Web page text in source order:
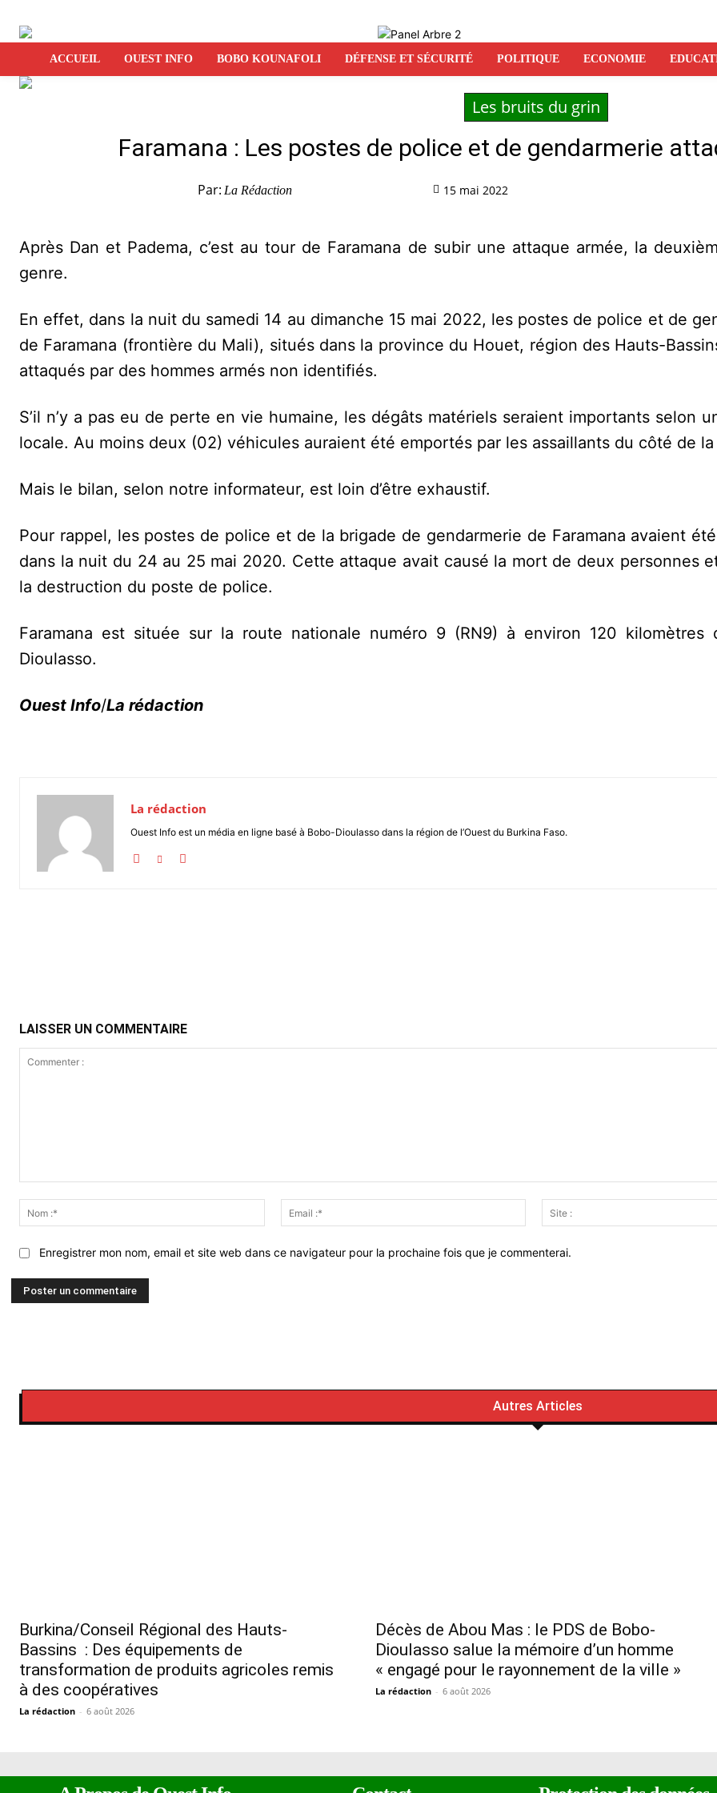
ACCUEIL OUEST INFO BOBO KOUNAFOLI DÉFENSE ET SÉCURITÉ POLITIQUE ECONOMIE
Les bruits du grin
Faramana : Les postes de police et de gendarmerie
Par: La Rédaction 15 mai 2022
Après Dan et Padema, c’est au tour de Faramana de subir une attaque armée, la
genre.
En effet, dans la nuit du samedi 14 au dimanche 15 mai 2022, les postes de police et de
de Faramana (frontière du Mali), situés dans la province du Houet, région des Hauts-
attaqués par des hommes armés non identifiés.
S’il n’y a pas eu de perte en vie humaine, les dégâts matériels seraient importants selon
locale. Au moins deux (02) véhicules auraient été emportés par les assaillants du côté de
Mais le bilan, selon notre informateur, est loin d’être exhaustif.
Pour rappel, les postes de police et de la brigade de gendarmerie de Faramana avaient
dans la nuit du 24 au 25 mai 2020. Cette attaque avait causé la mort de deux personnes
la destruction du poste de police.
Faramana est située sur la route nationale numéro 9 (RN9) à environ 120 kilomètres
Dioulasso.
Ouest Info/La rédaction
La rédaction
Ouest Info est un média en ligne basé à Bobo-Dioulasso dans la région de l’Ouest du Burkina Faso.
LAISSER UN COMMENTAIRE
:*
Email
:*
Enregistrer mon nom, email et site web dans ce navigateur pour la prochaine fois que je commenterai.
Autres Articles
Burkina/Conseil Régional des Hauts-
Bassins : Des équipements de
transformation de produits agricoles remis
à des coopératives
La rédaction - 6 août 2026
Décès de Abou Mas : le PDS de Bobo-
Dioulasso salue la mémoire d’un homme
« engagé pour le rayonnement de la ville »
La rédaction - 6 août 2026